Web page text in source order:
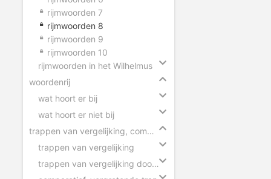
rijmwoorden 7
rijmwoorden 8
rijmwoorden 9
rijmwoorden 10
rijmwoorden in het Wilhelmus
woordenrij
wat hoort er bij
wat hoort er niet bij
trappen van vergelijking, comparatief en superlatief
trappen van vergelijking
trappen van vergelijking door elkaar